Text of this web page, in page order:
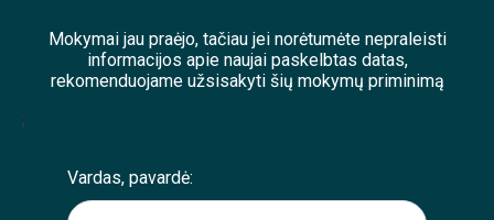
Mokymai jau praėjo, tačiau jei norėtumėte nepraleisti
informacijos apie naujai paskelbtas datas,
rekomenduojame užsisakyti šių mokymų priminimą
;
Vardas, pavardė: